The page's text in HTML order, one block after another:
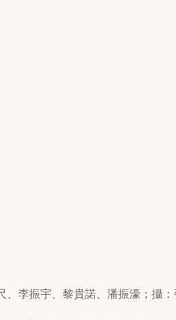
、李振宇、黎貴諾、潘振濠；攝